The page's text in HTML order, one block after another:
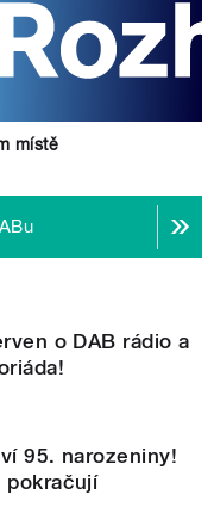
místě
o DAB rádio a
95. narozeniny!
pokračují